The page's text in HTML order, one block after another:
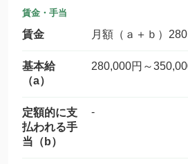
賃金・手当
賃金 月額（ａ＋ｂ）
基本給
（a）
280,000円～
定額的に支
払われる手
当（b）
-